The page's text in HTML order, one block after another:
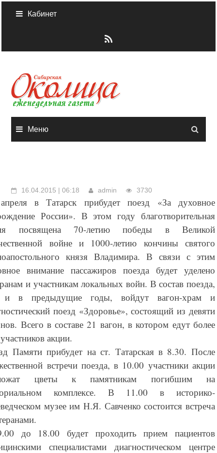
Кабинет
Меню
16.04.2015 | 06:18 admin 3730
в Татарск прибудет поезд «За духовное
России». В этом году благотворительная
посвящена 70-летию победы в Великой
войне и 1000-летию кончины святого
князя Владимира. В связи с этим
внимание пассажиров поезда будет уделено
и участникам локальных войн. В состав поезда,
и в предыдущие годы, войдут вагон-храм и
поезд «Здоровье», состоящий из девяти
Всего в составе 21 вагон, в котором едут более
акции.
Памяти прибудет на ст. Татарская в 8.30. После
встречи поезда, в 10.00 участники акции
цветы к памятникам погибшим на
комплексе. В 11.00 в историко-
музее им Н.Я. Савченко состоится встреча
до 18.00 будет проходить прием пациентов
специалистами диагностическом центре